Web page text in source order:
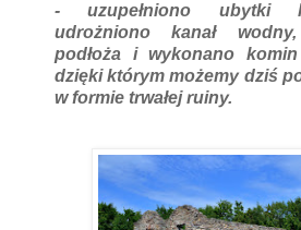
- uzupełniono ubytki
udrożniono kanał
podłoża i wykonano
dzięki którym możemy dziś
w formie trwałej ruiny.